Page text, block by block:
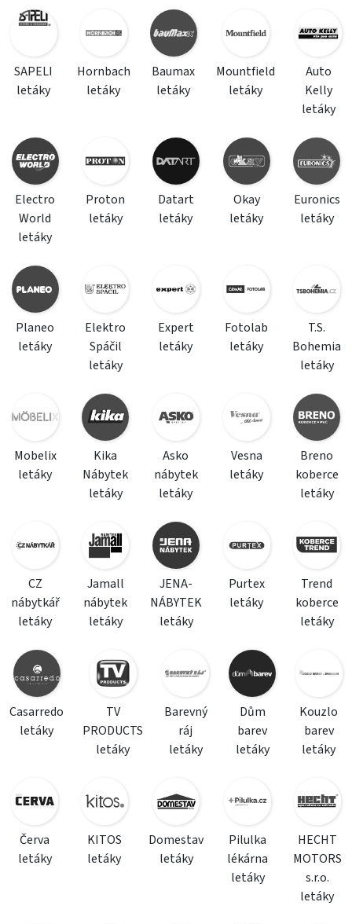
SAPELI
letáky
Hornbach
letáky
Baumax
letáky
Mountfield
letáky
Auto
Kelly
letáky
Electro
World
letáky
Proton
letáky
Datart
letáky
Okay
letáky
Euronics
letáky
Planeo
letáky
Elektro
Spáčil
letáky
Expert
letáky
Fotolab
letáky
T.S.
Bohemia
letáky
Mobelix
letáky
Kika
Nábytek
letáky
Asko
nábytek
letáky
Vesna
letáky
Breno
koberce
letáky
CZ
nábytkář
letáky
Jamall
nábytek
letáky
JENA-
NÁBYTEK
letáky
Purtex
letáky
Trend
koberce
letáky
Casarredo
letáky
TV
PRODUCTS
letáky
Barevný
ráj
letáky
Dům
barev
letáky
Kouzlo
barev
letáky
Červa
letáky
KITOS
letáky
Domestav
letáky
Pilulka
lékárna
letáky
HECHT
MOTORS
s.r.o.
letáky